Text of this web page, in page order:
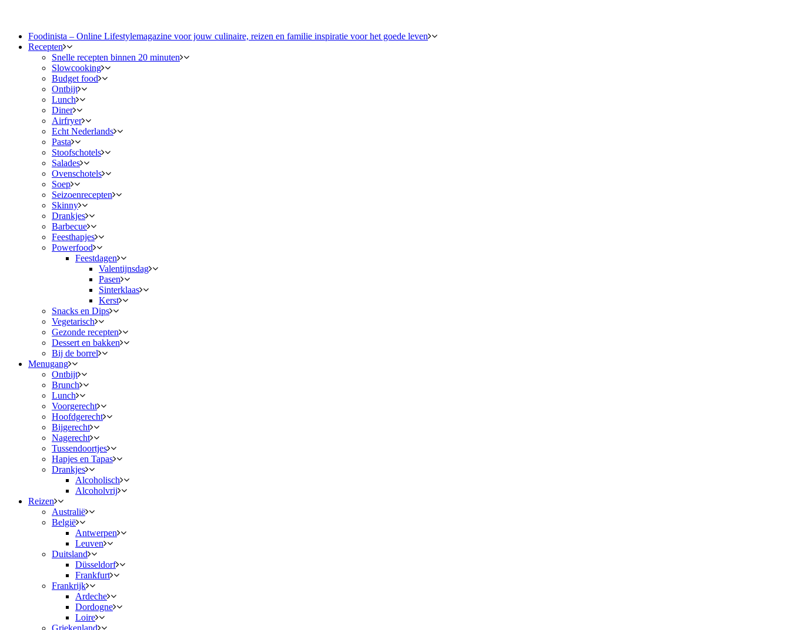
Foodinista – Online Lifestylemagazine voor jouw culinaire, reizen en familie inspiratie voor het goede leven
Recepten
Snelle recepten binnen 20 minuten
Slowcooking
Budget food
Ontbijt
Lunch
Diner
Airfryer
Echt Nederlands
Pasta
Stoofschotels
Salades
Ovenschotels
Soep
Seizoenrecepten
Skinny
Drankjes
Barbecue
Feesthapjes
Powerfood
Feestdagen
Valentijnsdag
Pasen
Sinterklaas
Kerst
Snacks en Dips
Vegetarisch
Gezonde recepten
Dessert en bakken
Bij de borrel
Menugang
Ontbijt
Brunch
Lunch
Voorgerecht
Hoofdgerecht
Bijgerecht
Nagerecht
Tussendoortjes
Hapjes en Tapas
Drankjes
Alcoholisch
Alcoholvrij
Reizen
Australië
België
Antwerpen
Leuven
Duitsland
Düsseldorf
Frankfurt
Frankrijk
Ardeche
Dordogne
Loire